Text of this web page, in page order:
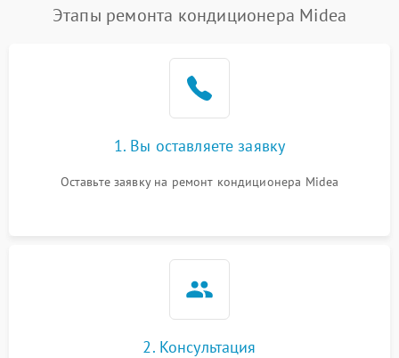
Неисправность
2000 ₽
1500 ₽
Повреждение корпуса
Этапы ремонта кондиционера Midea
1. Вы оставляете заявку
Оставьте заявку на ремонт кондиционера Midea
2. Консультация